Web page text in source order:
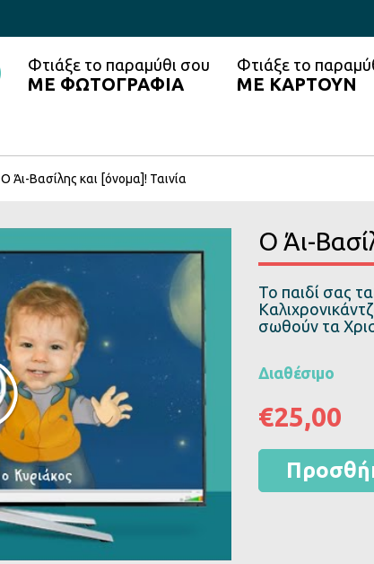
Φτιάξε το παραμύθι σου
ΜΕ ΦΩΤΟΓΡΑΦΙΑ
Φτιάξε το
ΜΕ ΚΑΡΤΟΥΝ
Ο Άι-Βασίλης και [όνομα]! Ταινία
Ο Άι-
Το παιδί σας
σωθούν τα
Διαθέσιμο
€25,00